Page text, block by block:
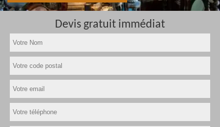
Devis gratuit immédiat